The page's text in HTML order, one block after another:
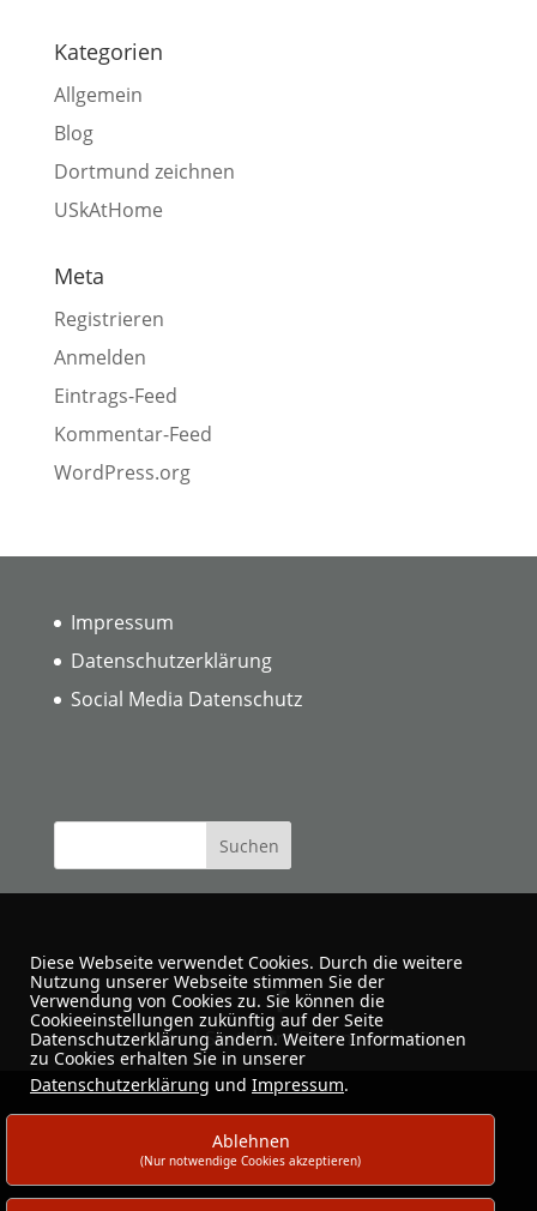
Kategorien
Allgemein
Blog
Dortmund zeichnen
USkAtHome
Meta
Registrieren
Anmelden
Eintrags-Feed
Kommentar-Feed
WordPress.org
Impressum
Datenschutzerklärung
Social Media Datenschutz
Urban Sketchers Dortmund
Diese Webseite verwendet Cookies. Durch die weitere
Nutzung unserer Webseite stimmen Sie der
Verwendung von Cookies zu. Sie können die
Cookieeinstellungen zukünftig auf der Seite
Datenschutzerklärung ändern. Weitere Informationen
zu Cookies erhalten Sie in unserer
Datenschutzerklärung und Impressum.
Ablehnen
(Nur notwendige Cookies akzeptieren)